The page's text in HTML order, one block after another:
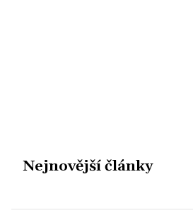
Nejnovější články